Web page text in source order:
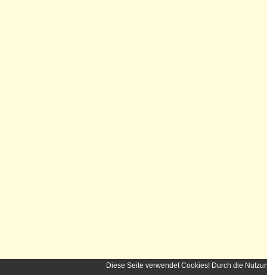
Diese Seite verwendet Cookies! Durch die